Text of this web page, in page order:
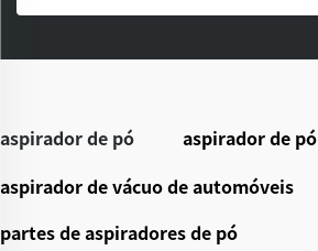
aspirador de pó
aspirador de pó
aspirador de vácuo de automóveis
partes de aspiradores de pó